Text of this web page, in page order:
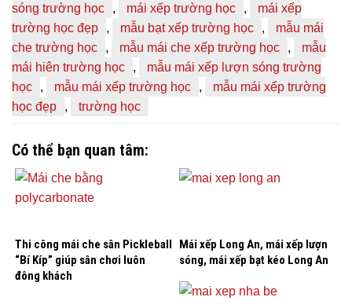
sóng trường học
, mái xếp trường học ,
mái xếp
trường học đẹp
, mẫu bạt xếp trường học ,
mẫu mái
che trường học
, mẫu mái che xếp trường học ,
mẫu
mái hiên trường học
,
mẫu mái xếp lượn sóng trường
học
, mẫu mái xếp trường học ,
mẫu mái xếp trường
học đẹp
, trường học
Có thể bạn quan tâm:
Thi công mái che sân Pickleball
“Bí Kíp” giúp sân chơi luôn
đông khách
Mái xếp Long An, mái xếp lượn
sóng, mái xếp bạt kéo Long An